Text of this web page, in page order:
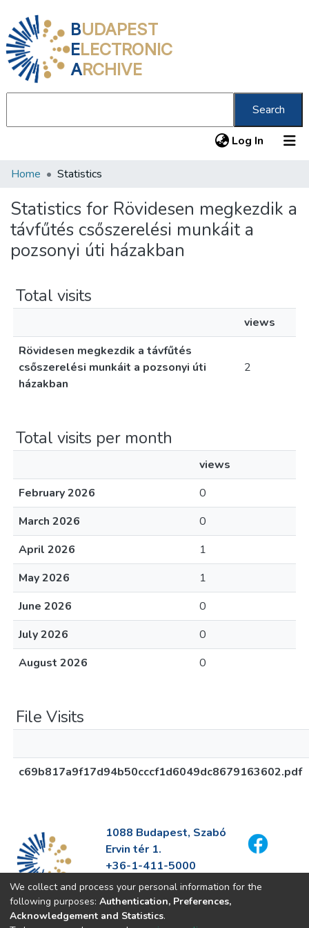
BUDAPEST
ELECTRONIC
ARCHIVE
Search
Log In (current)
Communities & Collections
All of DSpace
About us
Home Statistics
Statistics for Rövidesen megkezdik a
távfűtés csőszerelési munkáit a
pozsonyi úti házakban
Total visits
views
Rövidesen megkezdik a távfűtés
csőszerelési munkáit a pozsonyi úti
házakban
2
Total visits per month
views
February 2026
0
March 2026
0
April 2026
1
May 2026
1
June 2026
0
July 2026
0
August 2026
0
File Visits
c69b817a9f17d94b50cccf1d6049dc8679163602.pdf
1088 Budapest, Szabó
Ervin tér 1.
+36-1-411-5000
info@fszek.hu
https://fszek.hu
We collect and process your personal information for the
following purposes: Authentication, Preferences,
Acknowledgement and Statistics.